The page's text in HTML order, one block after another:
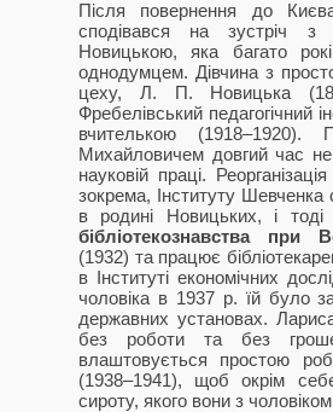
Після повернення до
сподівався на зустріч
Новицькою, яка багато
однодумцем. Дівчина з
цеху, Л. П. Новицька
Фребелівський педагогічний
вчителькою
Михайловичем довгий час
науковій праці.
зокрема, Інституту Шевченка
в родині Новицьких, і
бібліотекознавства при
(1932) та працює
в Інституті економічних
чоловіка в 1937 р. їй було
державних установах.
без роботи та без
влаштовується простою
(1938–1941), щоб окрім
сироту, якого вони з